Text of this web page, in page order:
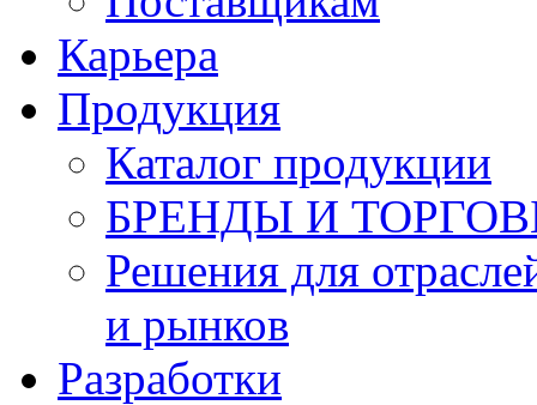
Карьера
Продукция
Каталог продукции
БРЕНДЫ И
Решения для
и рынков
Разработки